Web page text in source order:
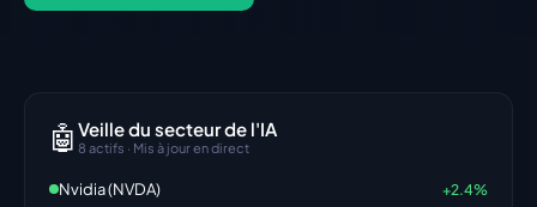
🤖 Veille du secteur de l'IA
8 actifs · Mis à jour en direct
Nvidia (NVDA) +2.4%